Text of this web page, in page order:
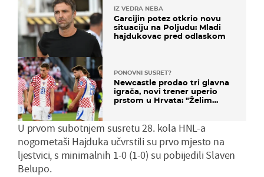
IZ VEDRA NEBA
Garcijin potez otkrio novu
situaciju na Poljudu: Mladi
hajdukovac pred odlaskom
PONOVNI SUSRET?
Newcastle prodao tri glavna
igrača, novi trener uperio
prstom u Hrvata: "Želim
U prvom subotnjem susretu 28. kola HNL-a
nogometaši Hajduka učvrstili su prvo mjesto na
ljestvici, s minimalnih 1-0 (1-0) su pobijedili Slaven
Belupo.